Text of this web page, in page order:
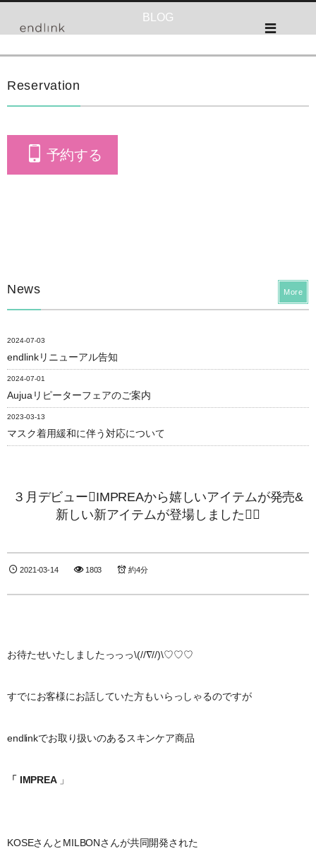
BLOG
Reservation
予約する
News
2024-07-03
endlinkリニューアル告知
2024-07-01
Aujuaリピーターフェアのご案内
2023-03-13
マスク着用緩和に伴う対応について
More
３月デビューIMPREAから嬉しいアイテムが発売&
新しい新アイテムが登場しました
2021-03-14 1803 約4分
お待たせいたしましたっっっ\(//∇//)\♡♡♡
すでにお客様にお話していた方もいらっしゃるのですが
endlinkでお取り扱いのあるスキンケア商品
「 IMPREA 」
KOSEさんとMILBONさんが共同開発された